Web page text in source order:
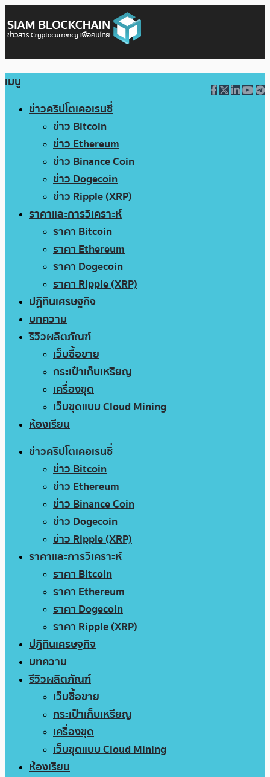
เมนู
ข่าวคริปโตเคอเรนซี่
ข่าว Bitcoin
ข่าว Ethereum
ข่าว Binance Coin
ข่าว Dogecoin
ข่าว Ripple (XRP)
ราคาและการวิเคราะห์
ราคา Bitcoin
ราคา Ethereum
ราคา Dogecoin
ราคา Ripple (XRP)
ปฏิทินเศรษฐกิจ
บทความ
รีวิวผลิตภัณฑ์
เว็บซื้อขาย
กระเป๋าเก็บเหรียญ
เครื่องขุด
เว็บขุดแบบ Cloud Mining
ห้องเรียน
ข่าวคริปโตเคอเรนซี่
ข่าว Bitcoin
ข่าว Ethereum
ข่าว Binance Coin
ข่าว Dogecoin
ข่าว Ripple (XRP)
ราคาและการวิเคราะห์
ราคา Bitcoin
ราคา Ethereum
ราคา Dogecoin
ราคา Ripple (XRP)
ปฏิทินเศรษฐกิจ
บทความ
รีวิวผลิตภัณฑ์
เว็บซื้อขาย
กระเป๋าเก็บเหรียญ
เครื่องขุด
เว็บขุดแบบ Cloud Mining
ห้องเรียน